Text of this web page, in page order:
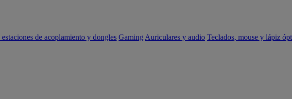
estaciones de acoplamiento y dongles Gaming Auriculares y audio Teclados, mouse y lápiz